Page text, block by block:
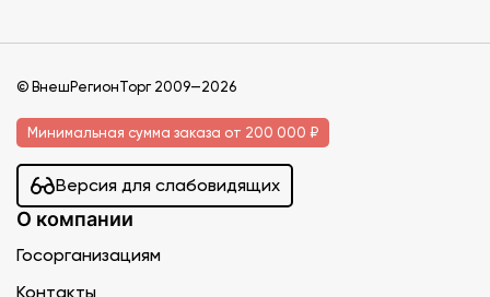
© ВнешРегионТорг 2009—2026
Минимальная сумма заказа от 200 000 ₽
Версия для слабовидящих
О компании
Госорганизациям
Контакты